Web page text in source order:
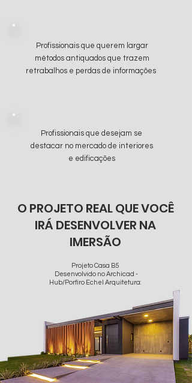
Profissionais que querem largar
métodos antiquados que trazem
retrabalhos e perdas de informações
Profissionais que desejam se
destacar no mercado de interiores
e edificações
O PROJETO REAL QUE VOCÊ
IRÁ DESENVOLVER NA
IMERSÃO
Projeto Casa B5
Desenvolvido no Archicad -
Hub/Porfiro Echel Arquitetura: